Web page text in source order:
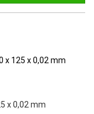
x 0,02 mm